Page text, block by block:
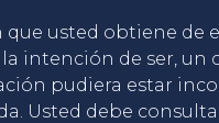
usted obtiene de
intención de ser, un
pudiera estar
Usted debe